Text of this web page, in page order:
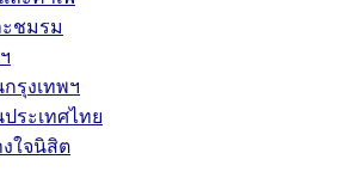
ชมรม
รุงเทพฯ
ระเทศไทย
ใจนิสิต